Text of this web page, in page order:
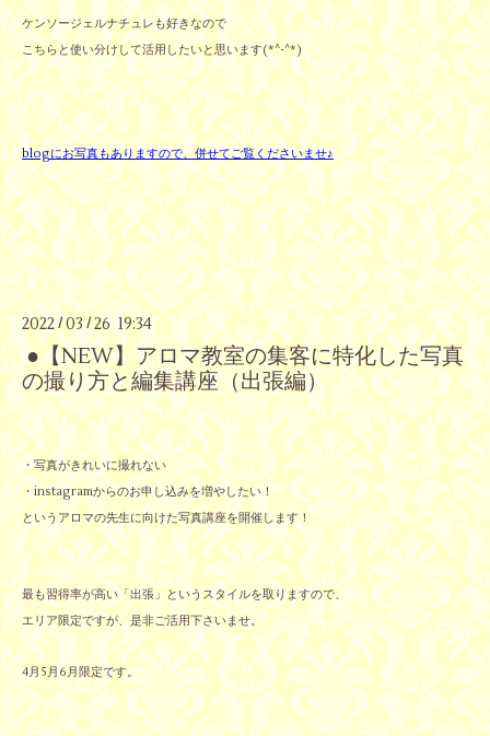
ケンソージェルナチュレも好きなので
こちらと使い分けして活用したいと思います(*^-^*)
blogにお写真もありますので、併せてご覧くださいませ♪
2022 /03/ 26 19:34
●【NEW】アロマ教室の集客に特化した写真
の撮り方と編集講座（出張編）
・写真がきれいに撮れない
・instagramからのお申し込みを増やしたい！
というアロマの先生に向けた写真講座を開催します！
最も習得率が高い「出張」というスタイルを取りますので、
エリア限定ですが、是非ご活用下さいませ。
4月5月6月限定です。